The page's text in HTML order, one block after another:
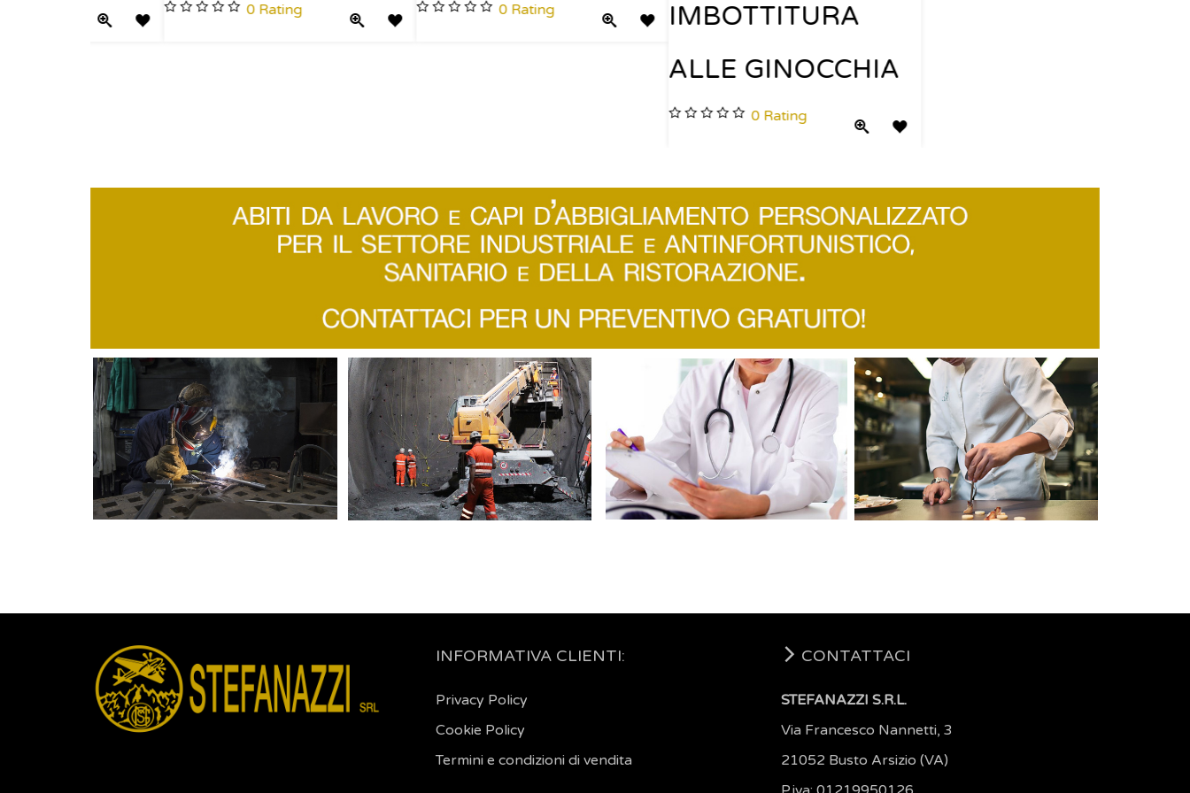
Quick ViewAdd to Wishlist
0 Rating Quick ViewAdd to Wishlist
0 Rating
INFORMATIVA CLIENTI:
Privacy Policy
Cookie Policy
Termini e condizioni di vendita
CONTATTACI
STEFANAZZI S.R.L.
Via Francesco Nannetti, 3
21052 Busto Arsizio (VA)